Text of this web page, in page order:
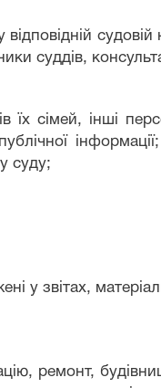
суддів,
сімей, інші
суду;
у звітах,
ремонт,